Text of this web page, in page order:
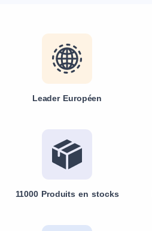
Leader Européen
11000 Produits en stocks